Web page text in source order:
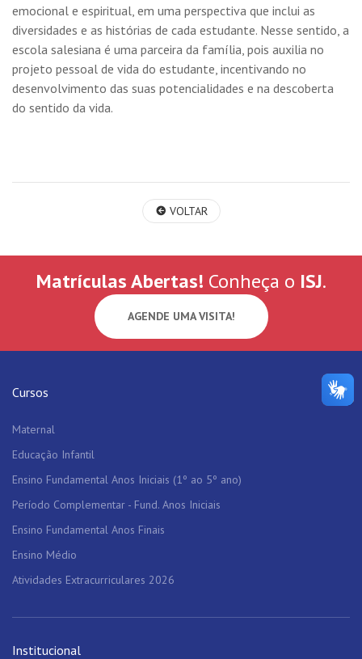
emocional e espiritual, em uma perspectiva que inclui as
diversidades e as histórias de cada estudante. Nesse sentido, a
escola salesiana é uma parceira da família, pois auxilia no
projeto pessoal de vida do estudante, incentivando no
desenvolvimento das suas potencialidades e na descoberta
do sentido da vida.
VOLTAR
Matrículas Abertas! Conheça o ISJ.
AGENDE UMA VISITA!
Cursos
Maternal
Educação Infantil
Ensino Fundamental Anos Iniciais (1º ao 5º ano)
Período Complementar - Fund. Anos Iniciais
Ensino Fundamental Anos Finais
Ensino Médio
Atividades Extracurriculares 2026
Institucional